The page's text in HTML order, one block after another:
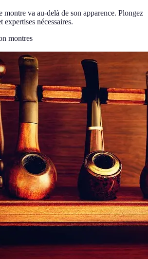
montre va au-delà de son apparence. Plongez
expertises nécessaires.
montres